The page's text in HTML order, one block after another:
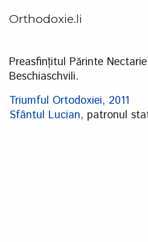
Orthodoxie.li
Preasfințitul Părinte
Beschiaschvili.
Triumful Ortodoxiei, 2011
Sfântul Lucian, patronul